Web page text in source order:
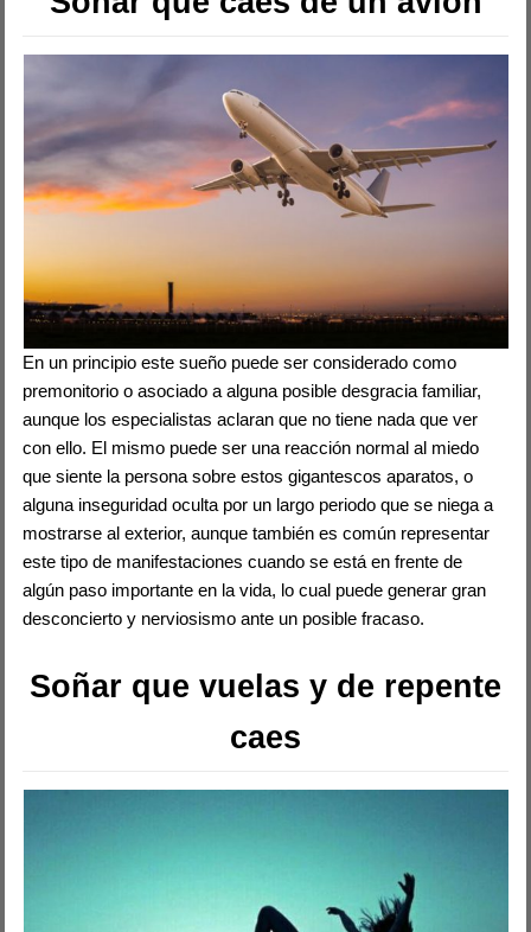
En un principio este sueño puede ser considerado como
premonitorio o asociado a alguna posible desgracia familiar,
aunque los especialistas aclaran que no tiene nada que ver
con ello. El mismo puede ser una reacción normal al miedo
que siente la persona sobre estos gigantescos aparatos, o
alguna inseguridad oculta por un largo periodo que se niega a
mostrarse al exterior, aunque también es común representar
este tipo de manifestaciones cuando se está en frente de
algún paso importante en la vida, lo cual puede generar gran
desconcierto y nerviosismo ante un posible fracaso.
Soñar que vuelas y de repente
caes